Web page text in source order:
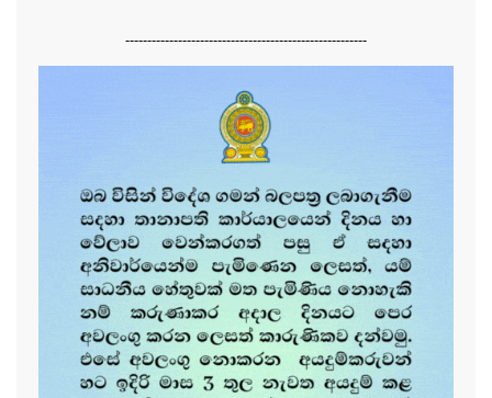
-------------------------------------------------------